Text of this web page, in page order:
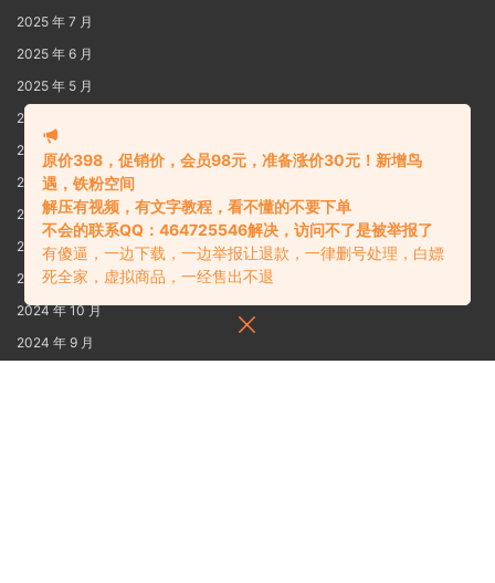
2025 年 7 月
2025 年 6 月
2025 年 5 月
2025 年 4 月
2025 年 3 月
2025 年 2 月
2025 年 1 月
2024 年 12 月
2024 年 11 月
2024 年 10 月
2024 年 9 月
原价398，促销价，会员98元，准备涨价30元！新增鸟
遇，铁粉空间
解压有视频，有文字教程，看不懂的不要下单
不会的联系QQ：464725546解决，访问不了是被举报了
有傻逼，一边下载，一边举报让退款，一律删号处理，白嫖
死全家，虚拟商品，一经售出不退